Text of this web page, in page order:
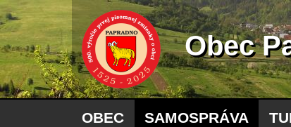
Obec
OBEC SAMOSPRÁVA